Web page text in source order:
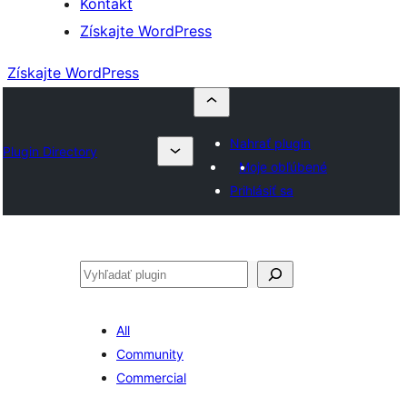
Kontakt
Získajte WordPress
Získajte WordPress
Plugin Directory
Nahrať plugin
Moje obľúbené
Prihlásiť sa
Hľadať
All
Community
Commercial